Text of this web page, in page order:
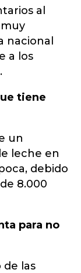
al
nacional
a los
tiene
un
leche en
debido
8.000
para no
de las